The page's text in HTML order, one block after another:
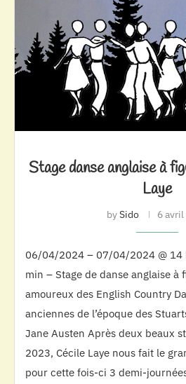
Stage danse anglaise à
Laye
bySido 6
06/04/2024 – 07/04/2024 @ 14
min – Stage de danse anglaise à
amoureux des English Country
anciennes de l’époque des
Jane Austen Après deux beaux
2023, Cécile Laye nous fait le
pour cette fois-ci 3 demi-